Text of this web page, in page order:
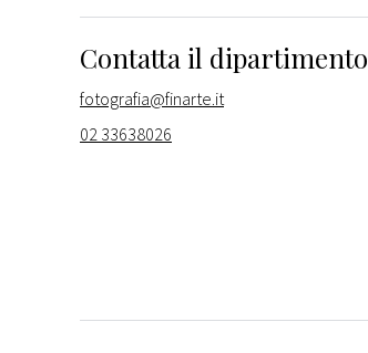
Contatta il dipartimento
fotografia@finarte.it
02 33638026